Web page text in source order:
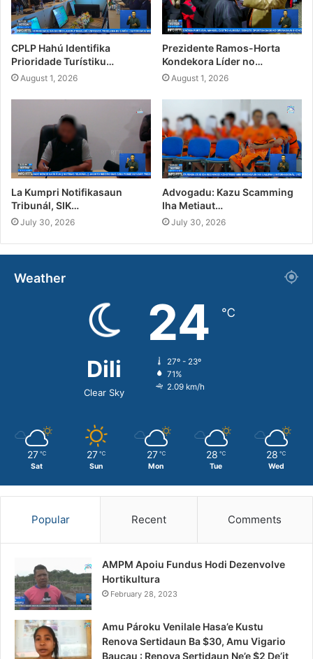
CPLP Hahú Identifika
Prioridade Turístiku…
August 1, 2026
Prezidente Ramos-Horta
Kondekora Líder no…
August 1, 2026
La Kumpri Notifikasaun
Tribunál, SIK…
July 30, 2026
Advogadu: Kazu Scamming
Iha Metiaut…
July 30, 2026
Weather
Dili
Clear Sky
24 ℃
27º - 23º
71%
2.09 km/h
27 ℃
Sat
27 ℃
Sun
27 ℃
Mon
28 ℃
Tue
28 ℃
Wed
Popular Recent Comments
AMPM Apoiu Fundus Hodi Dezenvolve
Hortikultura
February 28, 2023
Amu Pároku Venilale Hasa’e Kustu
Renova Sertidaun Ba $30, Amu Vigario
Baucau : Renova Sertidaun Ne’e $2 De’it